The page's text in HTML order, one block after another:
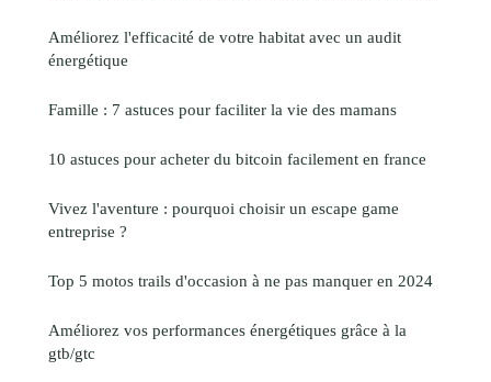
Améliorez l'efficacité de votre habitat avec un audit
énergétique
Famille : 7 astuces pour faciliter la vie des mamans
10 astuces pour acheter du bitcoin facilement en france
Vivez l'aventure : pourquoi choisir un escape game
entreprise ?
Top 5 motos trails d'occasion à ne pas manquer en 2024
Améliorez vos performances énergétiques grâce à la
gtb/gtc